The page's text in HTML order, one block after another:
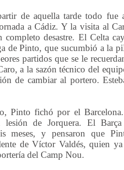
de aquella tarde todo fue
a Cádiz. Y la visita al
completo desastre. El Celta
de Pinto, que sucumbió a la
partidos que se le
a la sazón técnico del
de cambiar al portero.
Pinto fichó por el
lesión de Jorquera. El
meses, y pensaron que
de Víctor Valdés, quien
del Camp Nou.